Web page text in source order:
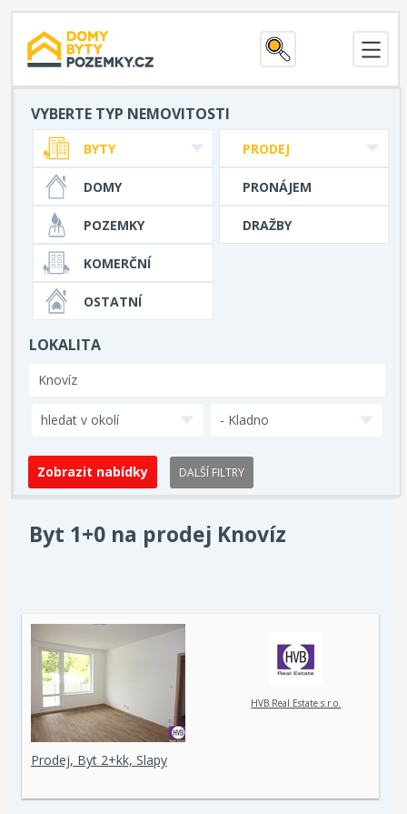
VYBERTE TYP NEMOVITOSTI
PRODEJ
PRONÁJEM
DRAŽBY
BYTY
DOMY
POZEMKY
KOMERČNÍ
OSTATNÍ
LOKALITA
hledat v okolí - Kladno
DALŠÍ FILTRY
Byt 1+0 na prodej Knovíz
HVB Real Estate s.r.o.
Prodej, Byt 2+kk, Slapy